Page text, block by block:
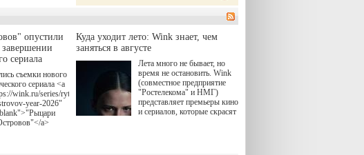
опустили
завершении
сериала
съемки нового
сериала <a
wink.ru/series/rytsari-
year-2026"
a>
Куда уходит лето: Wink знает, чем
заняться в августе
Лета много не бывает, но
время не остановить. Wink
(совместное предприятие
"Ростелекома" и НМГ)
представляет премьеры кино
и сериалов, которые скрасят